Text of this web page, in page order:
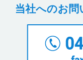
当社へのお